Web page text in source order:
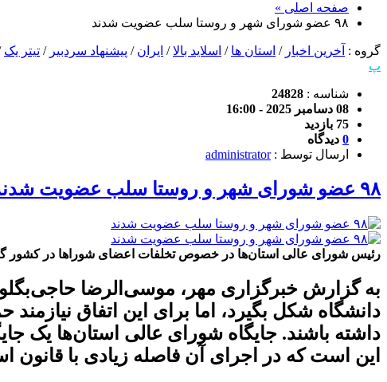
صفحه اصلی »
۹۸ عضو شورای شهر و روستا سلب عضویت شدند
گروه : آخرین اخبار / استان ها / اسلاید بالا/ ایران / پیشنهاد سردبیر / تیتر یک
پ
شناسه : 24828
08 دسامبر 2025 - 16:00
75 بازدید
0 دیدگاه
ارسال توسط :administrator
۹۸ عضو شورای شهر و روستا سلب عضویت شدند
رئیس شورای عالی استان‌ها در خصوص تخلفات اعضای شوراها در کشور گفت: ۱۲۶ هزار عضو شهر و روستا داریم و از این تعداد ۹۸ مورد سلب
به گزارش خبرگزاری مهر، موسی‌الرضا
دانشگاه شکل بگیرد، اما برای این اتفاق
داشته باشند. جایگاه شورای عالی استان‌ها یک
این است که در اجرای آن فاصله زیادی با قانون